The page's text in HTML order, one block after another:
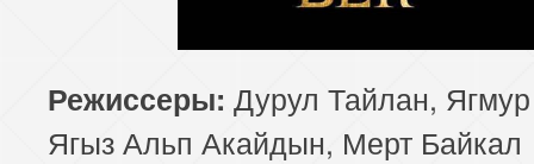
Режиссеры: Дурул Тайлан,
Ягыз Альп Акайдын, Мерт Байкал